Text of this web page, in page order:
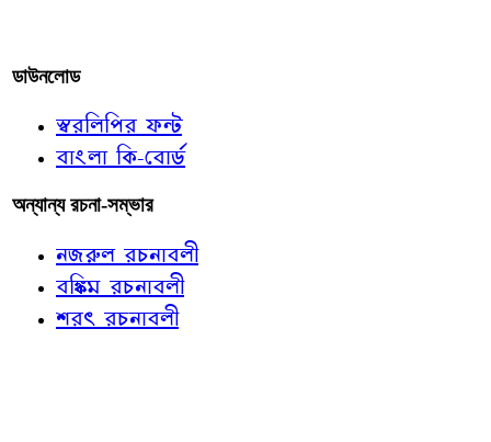
ডাউনলোড
স্বরলিপির ফন্ট
বাংলা কি-বোর্ড
অন্যান্য রচনা-সম্ভার
নজরুল রচনাবলী
বঙ্কিম রচনাবলী
শরৎ রচনাবলী